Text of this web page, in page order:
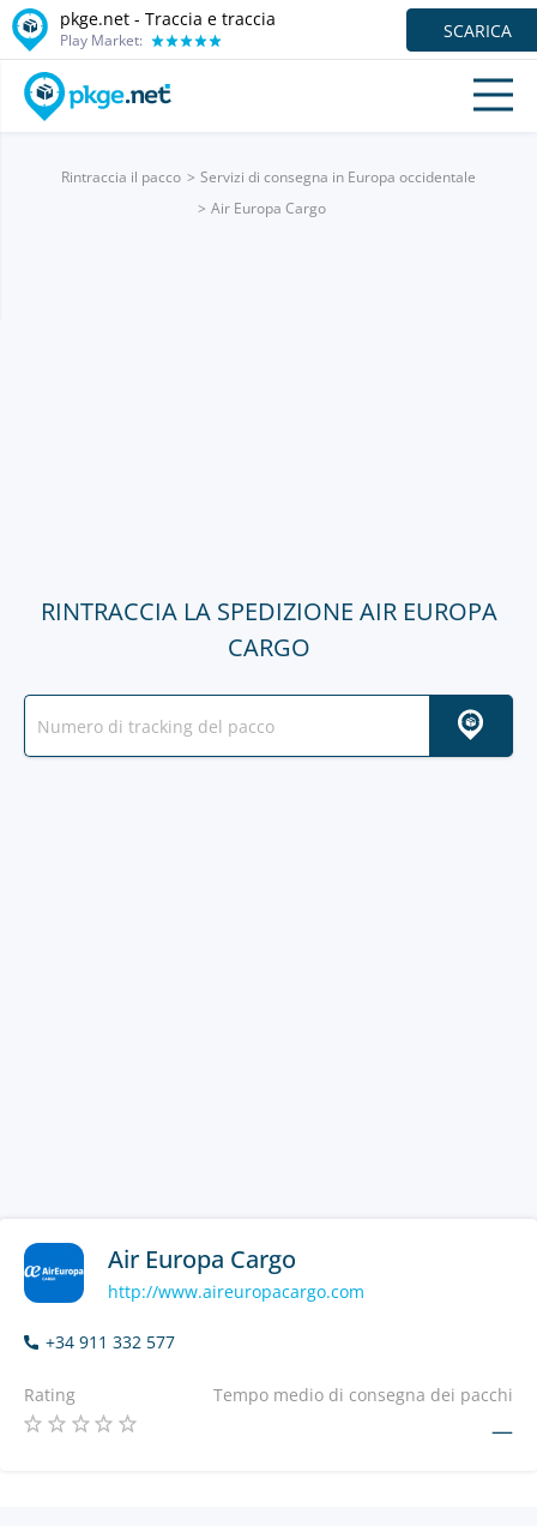
pkge.net - Traccia e traccia
Play Market: SCARICA
Rintraccia il pacco
Servizi di consegna in Europa occidentale
Air Europa Cargo
RINTRACCIA LA SPEDIZIONE AIR EUROPA
CARGO
Air Europa Cargo
http://www.aireuropacargo.com
+34 911 332 577
Rating Tempo medio di consegna dei pacchi
—